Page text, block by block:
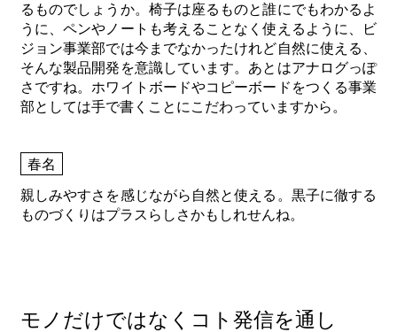
るものでしょうか。椅子は座るものと誰にでもわかるよ
うに、ペンやノートも考えることなく使えるように、ビ
ジョン事業部では今までなかったけれど自然に使える、
そんな製品開発を意識しています。あとはアナログっぽ
さですね。ホワイトボードやコピーボードをつくる事業
部としては手で書くことにこだわっていますから。
春名
親しみやすさを感じながら自然と使える。黒子に徹する
ものづくりはプラスらしさかもしれせんね。
モノだけではなくコト発信を通し